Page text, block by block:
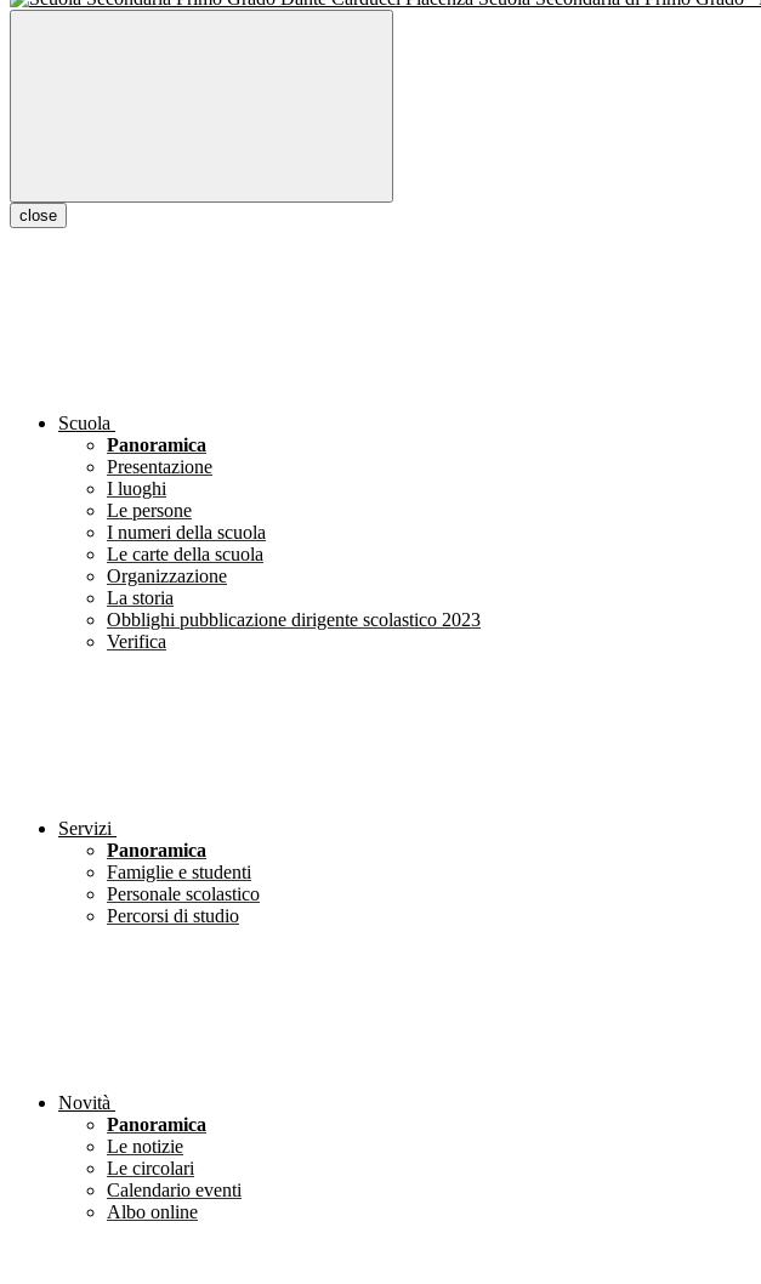
close
Scuola
Panoramica
Presentazione
I luoghi
Le persone
I numeri della scuola
Le carte della scuola
Organizzazione
La storia
Obblighi pubblicazione dirigente scolastico 2023
Verifica
Servizi
Panoramica
Famiglie e studenti
Personale scolastico
Percorsi di studio
Novità
Panoramica
Le notizie
Le circolari
Calendario eventi
Albo online